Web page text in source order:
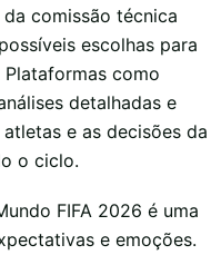
comissão técnica
escolhas para
como
detalhadas e
e as decisões da
o ciclo.
FIFA 2026 é uma
e emoções.